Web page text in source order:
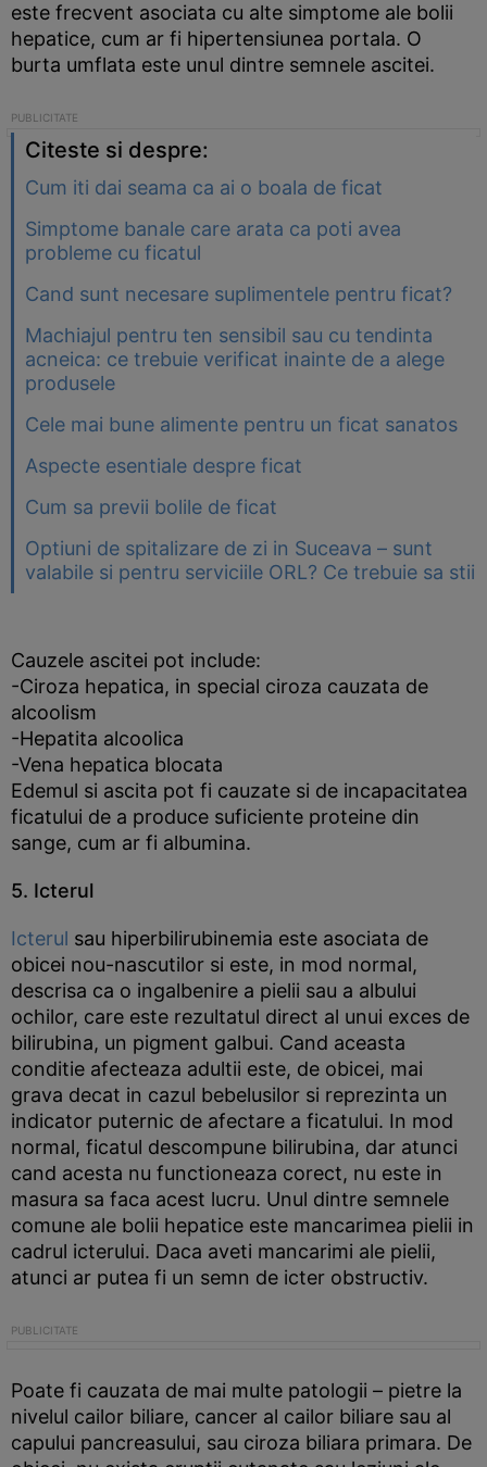
este frecvent asociata cu alte simptome ale bolii
hepatice, cum ar fi hipertensiunea portala. O
burta umflata este unul dintre semnele ascitei.
Citeste si despre:
Cum iti dai seama ca ai o boala de ficat
Simptome banale care arata ca poti avea
probleme cu ficatul
Cand sunt necesare suplimentele pentru ficat?
Machiajul pentru ten sensibil sau cu tendinta
acneica: ce trebuie verificat inainte de a alege
produsele
Cele mai bune alimente pentru un ficat sanatos
Aspecte esentiale despre ficat
Cum sa previi bolile de ficat
Optiuni de spitalizare de zi in Suceava – sunt
valabile si pentru serviciile ORL? Ce trebuie sa stii
Cauzele ascitei pot include:
-Ciroza hepatica, in special ciroza cauzata de
alcoolism
-Hepatita alcoolica
-Vena hepatica blocata
Edemul si ascita pot fi cauzate si de incapacitatea
ficatului de a produce suficiente proteine din
sange, cum ar fi albumina.
5. Icterul
Icterul sau hiperbilirubinemia este asociata de
obicei nou-nascutilor si este, in mod normal,
descrisa ca o ingalbenire a pielii sau a albului
ochilor, care este rezultatul direct al unui exces de
bilirubina, un pigment galbui. Cand aceasta
conditie afecteaza adultii este, de obicei, mai
grava decat in cazul bebelusilor si reprezinta un
indicator puternic de afectare a ficatului. In mod
normal, ficatul descompune bilirubina, dar atunci
cand acesta nu functioneaza corect, nu este in
masura sa faca acest lucru. Unul dintre semnele
comune ale bolii hepatice este mancarimea pielii in
cadrul icterului. Daca aveti mancarimi ale pielii,
atunci ar putea fi un semn de icter obstructiv.
Poate fi cauzata de mai multe patologii – pietre la
nivelul cailor biliare, cancer al cailor biliare sau al
capului pancreasului, sau ciroza biliara primara. De